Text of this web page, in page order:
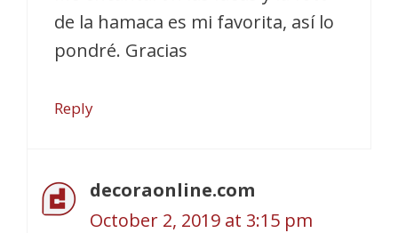
de la hamaca es mi favorita, así lo
pondré. Gracias
Reply
decoraonline.com
October 2, 2019 at 3:15 pm